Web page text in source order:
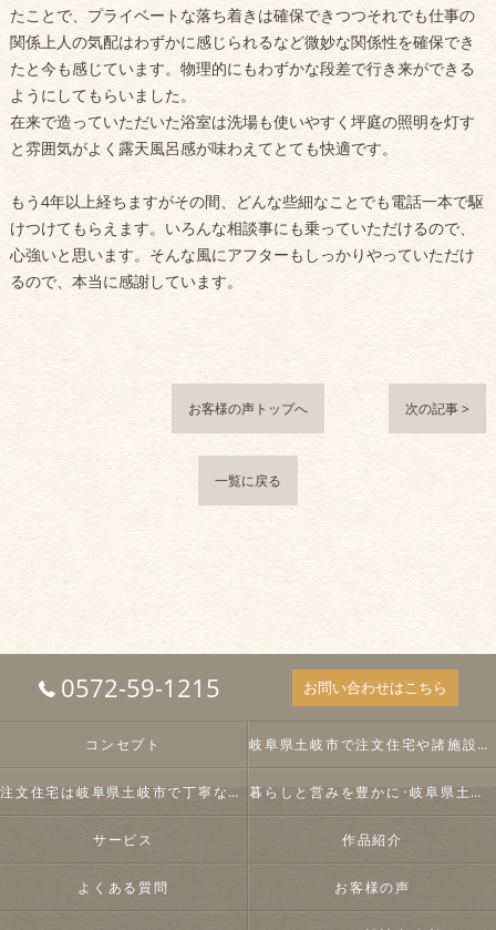
たことで、プライベートな落ち着きは確保できつつそれでも仕事の
関係上人の気配はわずかに感じられるなど微妙な関係性を確保でき
たと今も感じています。物理的にもわずかな段差で行き来ができる
ようにしてもらいました。
在来で造っていただいた浴室は洗場も使いやすく坪庭の照明を灯す
と雰囲気がよく露天風呂感が味わえてとても快適です。
もう4年以上経ちますがその間、どんな些細なことでも電話一本で駆
けつけてもらえます。いろんな相談事にも乗っていただけるので、
心強いと思います。そんな風にアフターもしっかりやっていただけ
るので、本当に感謝しています。
お客様の声トップへ 次の記事 >
一覧に戻る
0572-59-1215 お問い合わせはこちら
コンセプト 岐阜県土岐市で注文住宅や諸施設を設計するアンドウ設計事務所の強み
注文住宅は岐阜県土岐市で丁寧な設計に定評のある設計事務所へ 暮らしと営みを豊かに･岐阜県土岐市のアンドウ設計事務所のこだわり
サービス 作品紹介
よくある質問 お客様の声